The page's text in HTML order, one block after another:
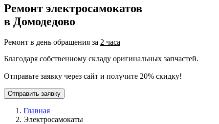
Ремонт электросамокатов
в Домодедово
Ремонт в день обращения за 2 часа
Благодаря собственному складу оригинальных запчастей.
Отправьте заявку через сайт и получите 20% скидку!
Отправить заявку
Главная
Электросамокаты